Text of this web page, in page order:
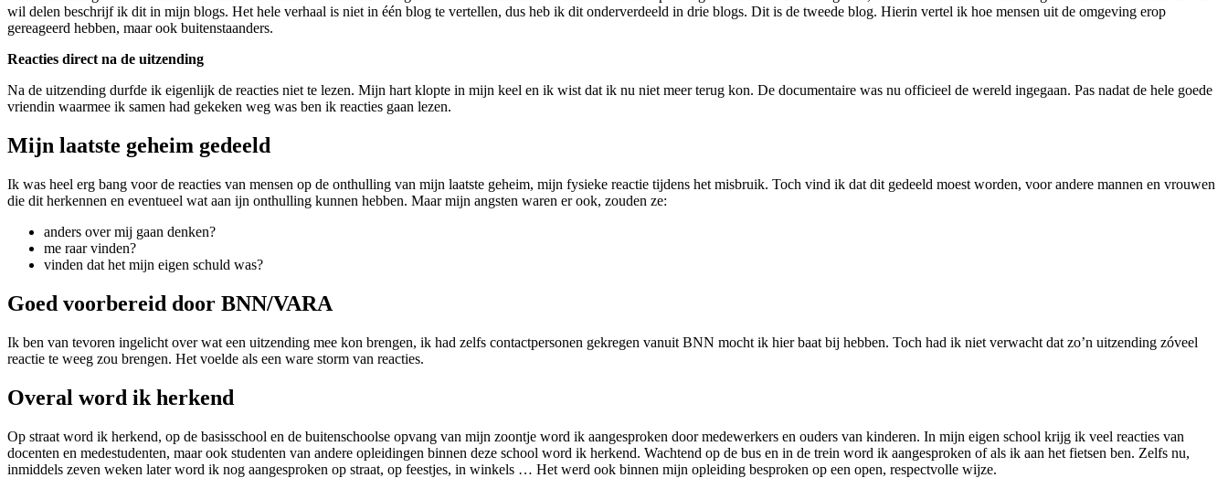
wil delen beschrijf ik dit in mijn blogs. Het hele verhaal is niet in één blog te vertellen, dus heb ik dit onderverdeeld in drie blogs. Dit is de tweede blog. Hierin vertel ik hoe mensen uit de omgeving erop
gereageerd hebben, maar ook buitenstaanders.
Reacties direct na de uitzending
Na de uitzending durfde ik eigenlijk de reacties niet te lezen. Mijn hart klopte in mijn keel en ik wist dat ik nu niet meer terug kon. De documentaire was nu officieel de wereld ingegaan. Pas nadat de hele goede
vriendin waarmee ik samen had gekeken weg was ben ik reacties gaan lezen.
Mijn laatste geheim gedeeld
Ik was heel erg bang voor de reacties van mensen op de onthulling van mijn laatste geheim, mijn fysieke reactie tijdens het misbruik. Toch vind ik dat dit gedeeld moest worden, voor andere mannen en vrouwen
die dit herkennen en eventueel wat aan ijn onthulling kunnen hebben. Maar mijn angsten waren er ook, zouden ze:
anders over mij gaan denken?
me raar vinden?
vinden dat het mijn eigen schuld was?
Goed voorbereid door BNN/VARA
Ik ben van tevoren ingelicht over wat een uitzending mee kon brengen, ik had zelfs contactpersonen gekregen vanuit BNN mocht ik hier baat bij hebben. Toch had ik niet verwacht dat zo’n uitzending zóveel
reactie te weeg zou brengen. Het voelde als een ware storm van reacties.
Overal word ik herkend
Op straat word ik herkend, op de basisschool en de buitenschoolse opvang van mijn zoontje word ik aangesproken door medewerkers en ouders van kinderen. In mijn eigen school krijg ik veel reacties van
docenten en medestudenten, maar ook studenten van andere opleidingen binnen deze school word ik herkend. Wachtend op de bus en in de trein word ik aangesproken of als ik aan het fietsen ben. Zelfs nu,
inmiddels zeven weken later word ik nog aangesproken op straat, op feestjes, in winkels … Het werd ook binnen mijn opleiding besproken op een open, respectvolle wijze.